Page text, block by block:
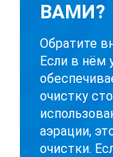
ВАМИ?
Обратите
Если в нём
очистку
аэрации,
очистки.